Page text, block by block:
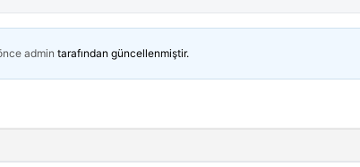
admin tarafından güncellenmiştir.